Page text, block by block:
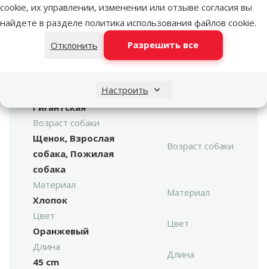
cookie, их управлении, изменении или отзыве согласия вы
найдете в разделе политика использования файлов cookie.
Отклонить
Разрешить все
Настроить
Игрушка для собак –
DogFantasy Good's
Cotton ball for
throwing, 45 см
Поиск продукта
Средняя, Большая,
Гигантская
Возраст собаки
Щенок, Взрослая
собака, Пожилая
собака
Возраст собаки
Материал
Хлопок
Материал
Цвет
Оранжевый
Цвет
Длина
45 cm
Длина